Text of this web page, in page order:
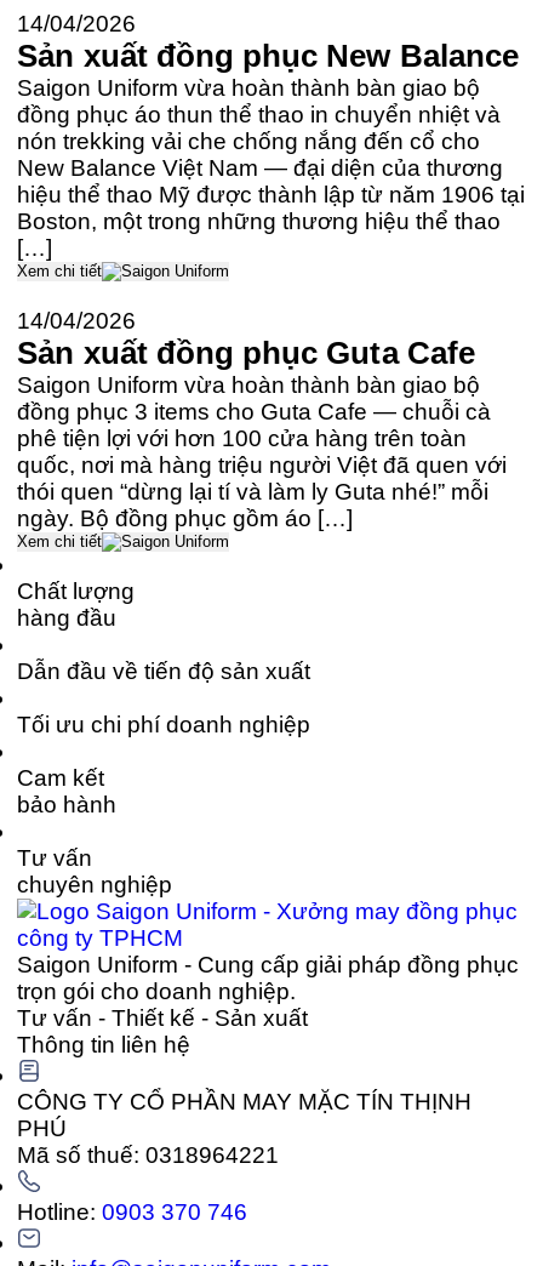
14/04/2026
Sản xuất đồng phục New Balance
Saigon Uniform vừa hoàn thành bàn giao bộ
đồng phục áo thun thể thao in chuyển nhiệt và
nón trekking vải che chống nắng đến cổ cho
New Balance Việt Nam — đại diện của thương
hiệu thể thao Mỹ được thành lập từ năm 1906 tại
Boston, một trong những thương hiệu thể thao
[…]
Xem chi tiết
14/04/2026
Sản xuất đồng phục Guta Cafe
Saigon Uniform vừa hoàn thành bàn giao bộ
đồng phục 3 items cho Guta Cafe — chuỗi cà
phê tiện lợi với hơn 100 cửa hàng trên toàn
quốc, nơi mà hàng triệu người Việt đã quen với
thói quen “dừng lại tí và làm ly Guta nhé!” mỗi
ngày. Bộ đồng phục gồm áo […]
Xem chi tiết
Chất lượng
hàng đầu
Dẫn đầu về tiến độ sản xuất
Tối ưu chi phí doanh nghiệp
Cam kết
bảo hành
Tư vấn
chuyên nghiệp
Saigon Uniform - Cung cấp giải pháp đồng phục
trọn gói cho doanh nghiệp.
Tư vấn - Thiết kế - Sản xuất
Thông tin liên hệ
CÔNG TY CỔ PHẦN MAY MẶC TÍN THỊNH
PHÚ
Mã số thuế: 0318964221
Hotline:0903 370 746